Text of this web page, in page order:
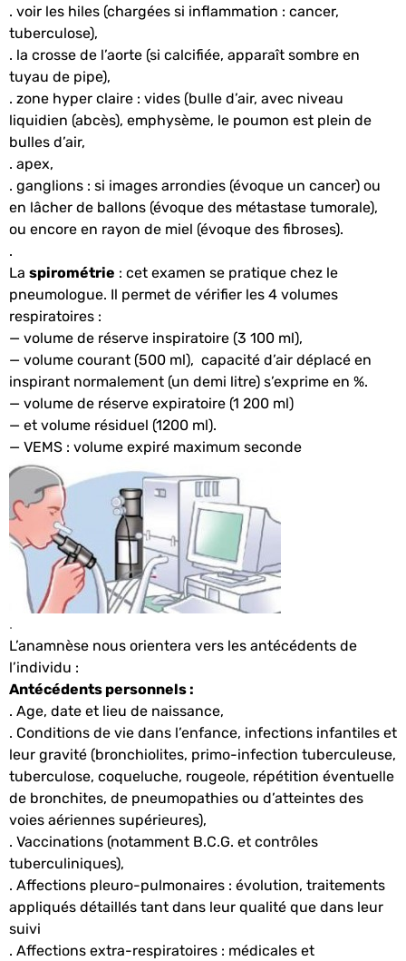
. voir les hiles (chargées si inflammation : cancer,
tuberculose),
. la crosse de l’aorte (si calcifiée, apparaît sombre en
tuyau de pipe),
. zone hyper claire : vides (bulle d’air, avec niveau
liquidien (abcès), emphysème, le poumon est plein de
bulles d’air,
. apex,
. ganglions : si images arrondies (évoque un cancer) ou
en lâcher de ballons (évoque des métastase tumorale),
ou encore en rayon de miel (évoque des fibroses).
.
La spirométrie : cet examen se pratique chez le
pneumologue. Il permet de vérifier les 4 volumes
respiratoires :
— volume de réserve inspiratoire (3 100 ml),
— volume courant (500 ml), capacité d’air déplacé en
inspirant normalement (un demi litre) s’exprime en %.
— volume de réserve expiratoire (1 200 ml)
— et volume résiduel (1200 ml).
— VEMS : volume expiré maximum seconde
.
L’anamnèse nous orientera vers les antécédents de
l’individu :
Antécédents personnels :
. Age, date et lieu de naissance,
. Conditions de vie dans l’enfance, infections infantiles et
leur gravité (bronchiolites, primo-infection tuberculeuse,
tuberculose, coqueluche, rougeole, répétition éventuelle
de bronchites, de pneumopathies ou d’atteintes des
voies aériennes supérieures),
. Vaccinations (notamment B.C.G. et contrôles
tuberculiniques),
. Affections pleuro-pulmonaires : évolution, traitements
appliqués détaillés tant dans leur qualité que dans leur
suivi
. Affections extra-respiratoires : médicales et